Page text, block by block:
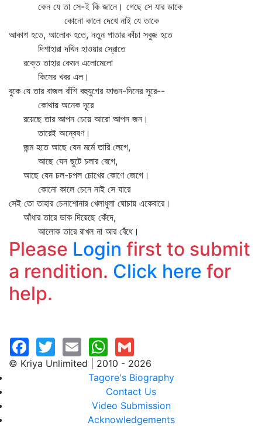
কেন যে তা সে-ই কি জানে। গেছে সে যার ডাকে
কোনো কালে দেখে নাই যে তাকে
আকাশ হতে, আলোক হতে, নতুন পাতার কাঁচা সবুজ হতে
দিশাহারা দখিন হাওয়ার স্রোতে
রক্তে তাহার কেমন এলোমেলো
কিসের খবর এল।
বুকে যে তার বাজল বাঁশি বহুযুগের ফাগুন-দিনের সুরে--
কোথায় অনেক দূরে
রয়েছে তার আপন চেয়ে আরো আপন জন।
তারেই অন্বেষণ।
জন্ম হতে আছে যেন মর্মে তারি লেগে,
আছে যেন ছুটে চলার বেগে,
আছে যেন চল-চপল চোখের কোণে জেগে।
কোনো কালে চেনে নাই সে যারে
সেই তো তাহার চেনাশোনার খেলাধুলা ঘোচায় একেবারে।
আঁধার তারে ডাক দিয়েছে কেঁদে,
আলোক তারে রাখল না আর বেঁধে।
Please Login first to submit
a rendition. Click here for
help.
© Kriya Unlimited | 2010 - 2026
Tagore's Biography
Contact Us
Video Submission
Acknowledgements